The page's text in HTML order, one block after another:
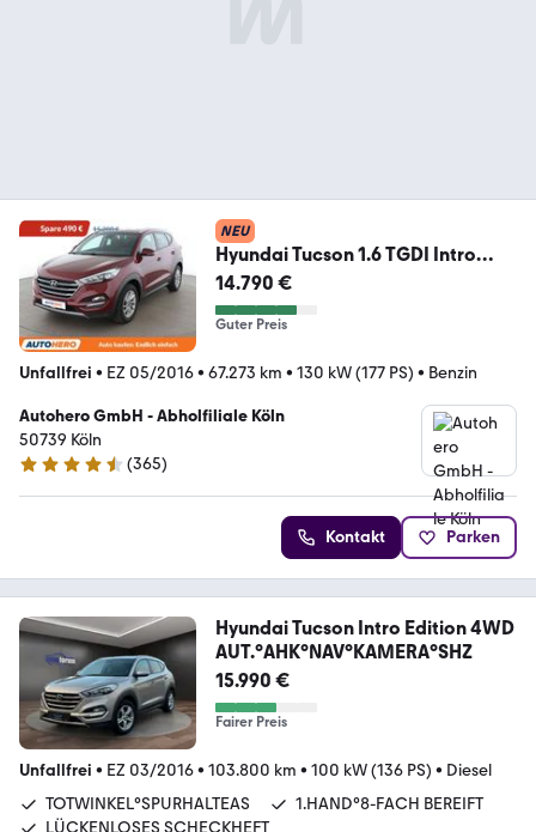
NEU
Hyundai Tucson 1.6 TGDI Intro
Edition 2WD*NAVI*TEMPO*PDC
14.790 €
Guter Preis
Unfallfrei • EZ 05/2016• 67.273 km • 130 kW (177 PS) • Benzin
Autohero GmbH - Abholfiliale Köln
50739 Köln
4.6 Sterne
(365)
Kontakt Parken
Hyundai Tucson Intro Edition 4WD
AUT.°AHK°NAV°KAMERA°SHZ
15.990 €
Fairer Preis
Unfallfrei • EZ 03/2016• 103.800 km • 100 kW (136 PS) • Diesel
TOTWINKEL°SPURHALTEAS
1.HAND°8-FACH BEREIFT
LÜCKENLOSES SCHECKHEFT